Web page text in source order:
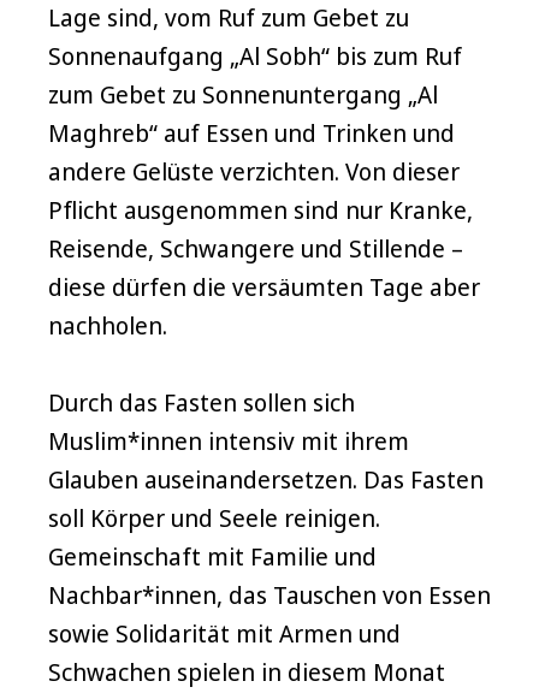
Lage sind, vom Ruf zum Gebet zu
Sonnenaufgang „Al Sobh“ bis zum Ruf
zum Gebet zu Sonnenuntergang „Al
Maghreb“ auf Essen und Trinken und
andere Gelüste verzichten. Von dieser
Pflicht ausgenommen sind nur Kranke,
Reisende, Schwangere und Stillende –
diese dürfen die versäumten Tage aber
nachholen.
Durch das Fasten sollen sich
Muslim*innen intensiv mit ihrem
Glauben auseinandersetzen. Das Fasten
soll Körper und Seele reinigen.
Gemeinschaft mit Familie und
Nachbar*innen, das Tauschen von Essen
sowie Solidarität mit Armen und
Schwachen spielen in diesem Monat